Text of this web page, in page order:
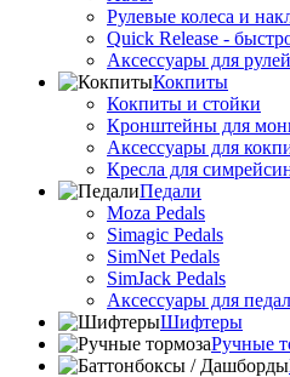
Рулевые колеса и
Quick Release -
Аксессуары для рулей
Кокпиты
Кокпиты и стойки
Кронштейны для
Аксессуары для
Кресла для
Педали
Moza Pedals
Simagic Pedals
SimNet Pedals
SimJack Pedals
Аксессуары для
Шифтеры
Ручные